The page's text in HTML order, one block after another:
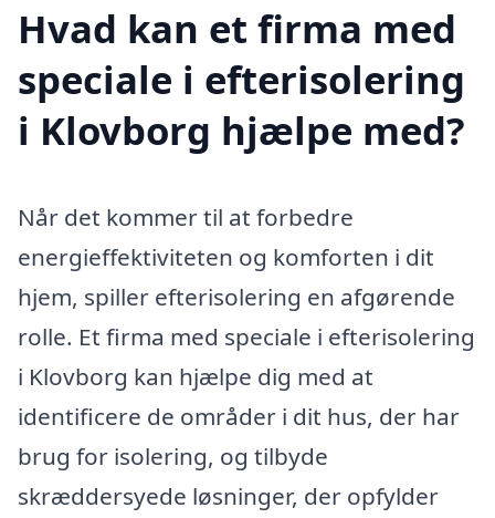
Hvad kan et firma med
speciale i efterisolering
i Klovborg hjælpe med?
Når det kommer til at forbedre
energieffektiviteten og komforten i dit
hjem, spiller efterisolering en afgørende
rolle. Et firma med speciale i efterisolering
i Klovborg kan hjælpe dig med at
identificere de områder i dit hus, der har
brug for isolering, og tilbyde
skræddersyede løsninger, der opfylder